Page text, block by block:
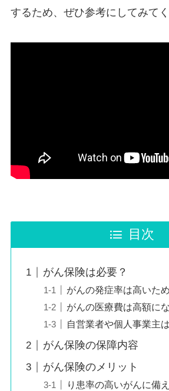
するため、ぜひ参考にしてみてく
目次
がん保険は必要？
がんの発症率は高いた
がんの医療費は高額に
自営業者や個人事業主
がん保険の保障内容
がん保険のメリット
り患率の高いがんに備